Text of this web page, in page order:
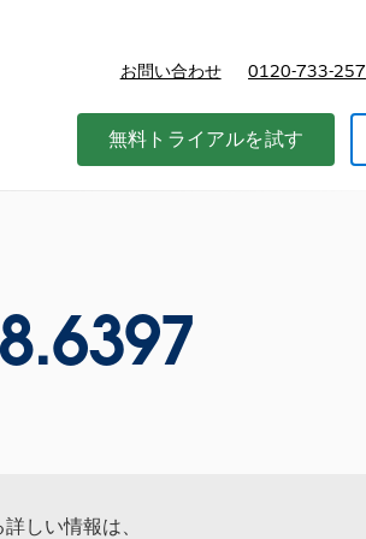
お問い合わせ 0120-733-257
無料トライアルを試す
しい情報は、